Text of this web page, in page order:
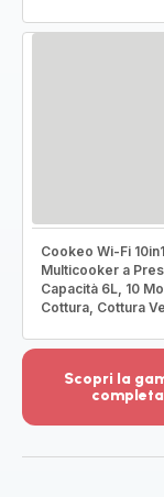
Cookeo Wi-Fi
Multicooker a
Capacità 6L, 10
Cottura, Cottura
Scopri la
completa
dettagli